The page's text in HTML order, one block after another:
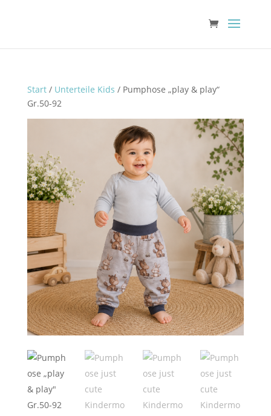
Start/ Unterteile Kids / Pumphose „play & play“
Gr.50-92